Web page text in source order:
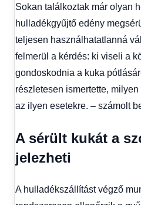
Sokan találkoztak már olyan
hulladékgyűjtő edény
teljesen használhatatlanná
felmerül a kérdés: ki viseli a
gondoskodnia a kuka
részletesen ismertette,
az ilyen esetekre. – számolt
A sérült kukát a
jelezheti
A hulladékszállítást végző